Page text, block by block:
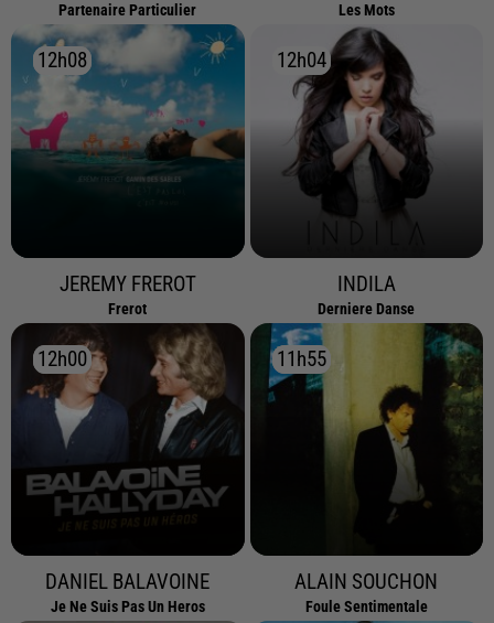
Partenaire Particulier Les Mots
12h08
12h08
JEREMY FREROT
Frerot
12h04
12h04
INDILA
Derniere Danse
12h00
12h00
DANIEL BALAVOINE
Je Ne Suis Pas Un Heros
11h55
11h55
ALAIN SOUCHON
Foule Sentimentale